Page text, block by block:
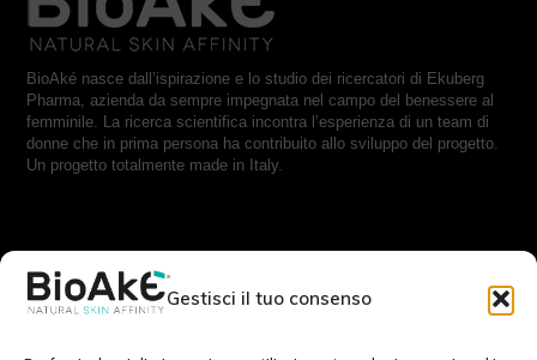
Gestisci il tuo consenso
BioAké nasce dall’ispirazione e lo studio dei ricercatori di Ekuberg
Pharma, azienda da sempre impegnata nel campo del benessere al
femminile. La ricerca scientifica incontra l’esperienza di un team di
donne che in prima persona ha contribuito allo sviluppo del progetto.
Un progetto totalmente made in Italy.
RESTA IN CONTATTO CON NOI: